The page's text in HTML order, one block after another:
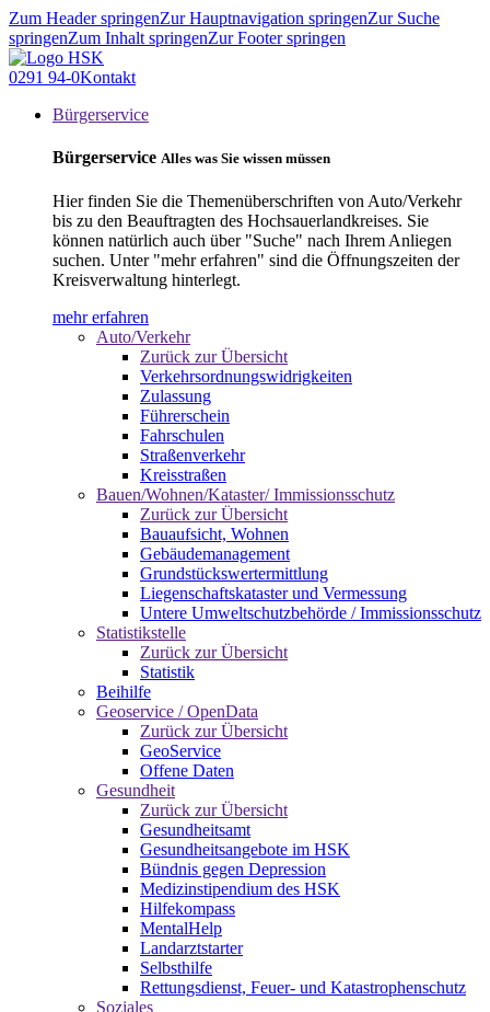
Zum Header springenZur Hauptnavigation springenZur Suche
springenZum Inhalt springenZur Footer springen
0291 94-0Kontakt
Bürgerservice
Bürgerservice Alles was Sie wissen müssen
Hier finden Sie die Themenüberschriften von Auto/Verkehr
bis zu den Beauftragten des Hochsauerlandkreises. Sie
können natürlich auch über "Suche" nach Ihrem Anliegen
suchen. Unter "mehr erfahren" sind die Öffnungszeiten der
Kreisverwaltung hinterlegt.
mehr erfahren
Auto/Verkehr
Zurück zur Übersicht
Verkehrsordnungswidrigkeiten
Zulassung
Führerschein
Fahrschulen
Straßenverkehr
Kreisstraßen
Bauen/Wohnen/Kataster/ Immissionsschutz
Zurück zur Übersicht
Bauaufsicht, Wohnen
Gebäudemanagement
Grundstückswertermittlung
Liegenschaftskataster und Vermessung
Untere Umweltschutzbehörde / Immissionsschutz
Statistikstelle
Zurück zur Übersicht
Statistik
Beihilfe
Geoservice / OpenData
Zurück zur Übersicht
GeoService
Offene Daten
Gesundheit
Zurück zur Übersicht
Gesundheitsamt
Gesundheitsangebote im HSK
Bündnis gegen Depression
Medizinstipendium des HSK
Hilfekompass
MentalHelp
Landarztstarter
Selbsthilfe
Rettungsdienst, Feuer- und Katastrophenschutz
Soziales